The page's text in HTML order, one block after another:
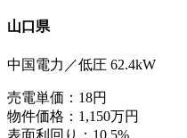
山口県
中国電力／低圧 62.4kW
売電単価： 18円
物件価格： 1,150万円
表面利回り： 10.5%